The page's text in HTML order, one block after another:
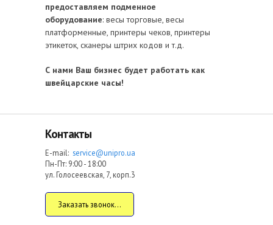
предоставляем подменное
оборудование: весы торговые, весы
платформенные, принтеры чеков, принтеры
этикеток, сканеры штрих кодов и т.д.
С нами Ваш бизнес будет работать как
швейцарские часы!
Контакты
E-mail: service@unipro.ua
Пн-Пт: 9:00 - 18:00
ул. Голосеевская, 7, корп.3
Заказать звонок...